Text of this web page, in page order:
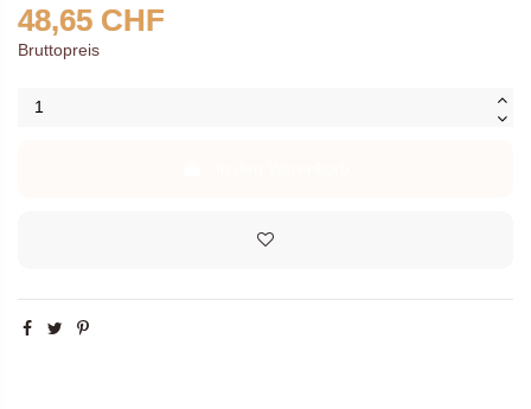
48,65 CHF
Bruttopreis